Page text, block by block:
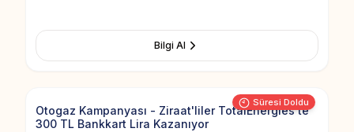
Bilgi Al
Süresi Doldu
Add to
Otogaz Kampanyası - Ziraat'liler TotalEnergies'te
300 TL Bankkart Lira Kazanıyor